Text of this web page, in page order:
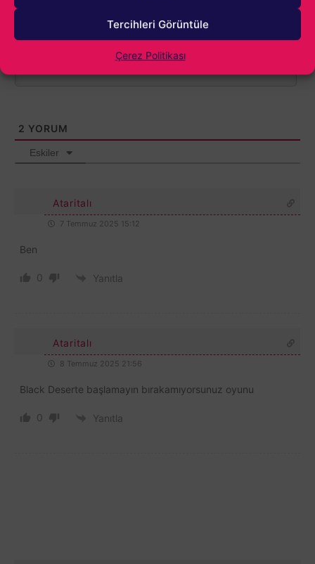
Tercihleri Görüntüle
Çerez Politikası
2 YORUM
Eskiler
Ataritalı
7 Temmuz 2025 15:12
Ben
0 Yanıtla
Ataritalı
8 Temmuz 2025 21:56
Black Deserte başlamayın bırakamıyorsunuz oyunu
0 Yanıtla